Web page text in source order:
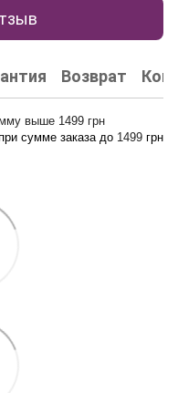
Возврат
выше 1499 грн
сумме заказа до 1499 грн